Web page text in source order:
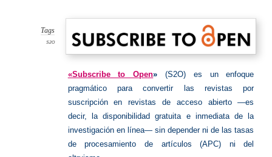
S2O
Tags
S2O
«Subscribe to Open»(S2O) es un enfoque
pragmático para convertir las revistas por
suscripción en revistas de acceso abierto —es
decir, la disponibilidad gratuita e inmediata de la
investigación en línea— sin depender ni de las tasas
de procesamiento de artículos (APC) ni del